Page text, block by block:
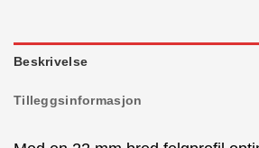
Beskrivelse
Tilleggsinformasjon